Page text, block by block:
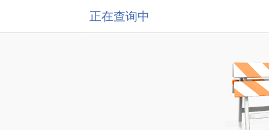
正在查询中